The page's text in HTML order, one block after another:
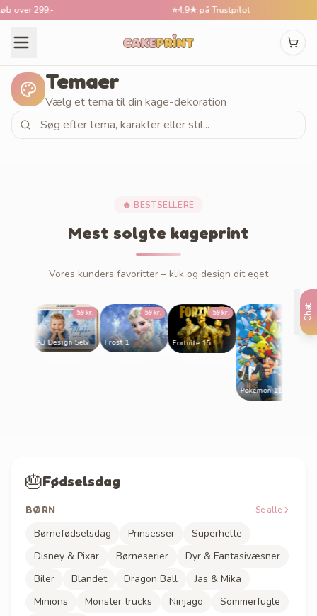
Chat
299,- 4,9★ på Trustpilot
Temaer
Vælg et tema til din kage-dekoration
🔥 BESTSELLERE
Mest solgte kageprint
Vores kunders favoritter – klik og design dit eget
A3 Design Selv
59 kr.
Frost 1
59 kr.
Fortnite 15
59 kr.
Pokemon 11
59 kr.
🎂Fødselsdag
BØRN Se alle
Børnefødselsdag Prinsesser
Superhelte
Disney & Pixar
Børneserier
Dyr & Fantasivæsner
Biler
Blandet Dragon Ball
Jas & Mika
Minions
Monster trucks Ninjago
Sommerfugle